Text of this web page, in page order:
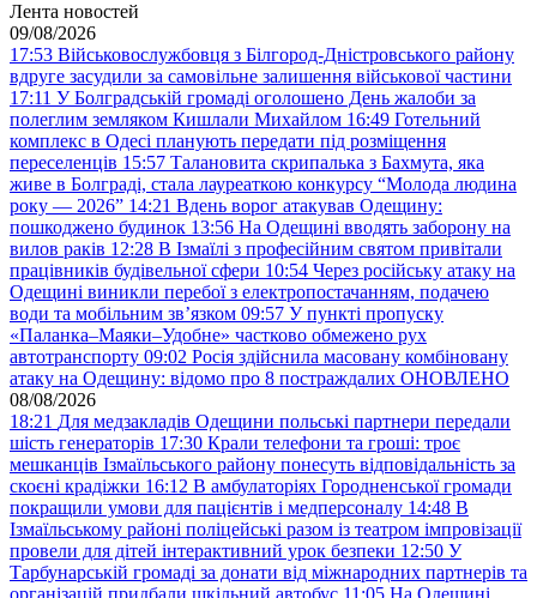
Лента новостей
09/08/2026
17:53 Військовослужбовця з Білгород-Дністровського району
вдруге засудили за самовільне залишення військової частини
17:11 У Болградській громаді оголошено День жалоби за
полеглим земляком Кишлали Михайлом 16:49 Готельний
комплекс в Одесі планують передати під розміщення
переселенців 15:57 Талановита скрипалька з Бахмута, яка
живе в Болграді, стала лауреаткою конкурсу “Молода людина
року — 2026” 14:21 Вдень ворог атакував Одещину:
пошкоджено будинок 13:56 На Одещині вводять заборону на
вилов раків 12:28 В Ізмаїлі з професійним святом привітали
працівників будівельної сфери 10:54 Через російську атаку на
Одещині виникли перебої з електропостачанням, подачею
води та мобільним звʼязком 09:57 У пункті пропуску
«Паланка–Маяки–Удобне» частково обмежено рух
автотранспорту 09:02 Росія здійснила масовану комбіновану
атаку на Одещину: відомо про 8 постраждалих ОНОВЛЕНО
08/08/2026
18:21 Для медзакладів Одещини польські партнери передали
шість генераторів 17:30 Крали телефони та гроші: троє
мешканців Ізмаїльського району понесуть відповідальність за
скоєні крадіжки 16:12 В амбулаторіях Городненської громади
покращили умови для пацієнтів і медперсоналу 14:48 В
Ізмаїльському районі поліцейські разом із театром імпровізації
провели для дітей інтерактивний урок безпеки 12:50 У
Тарбунарській громаді за донати від міжнародних партнерів та
організацій придбали шкільний автобус 11:05 На Одещині